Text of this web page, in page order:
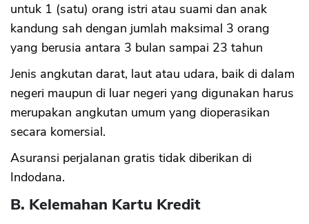
untuk 1 (satu) orang istri atau suami dan anak
kandung sah dengan jumlah maksimal 3 orang
yang berusia antara 3 bulan sampai 23 tahun
Jenis angkutan darat, laut atau udara, baik di dalam
negeri maupun di luar negeri yang digunakan harus
merupakan angkutan umum yang dioperasikan
secara komersial.
Asuransi perjalanan gratis tidak diberikan di
Indodana.
B. Kelemahan Kartu Kredit